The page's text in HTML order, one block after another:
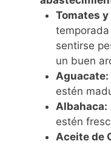
Tomates y
sentirse
un buen
Aguacate:
estén
Albahaca:
estén
Aceite de